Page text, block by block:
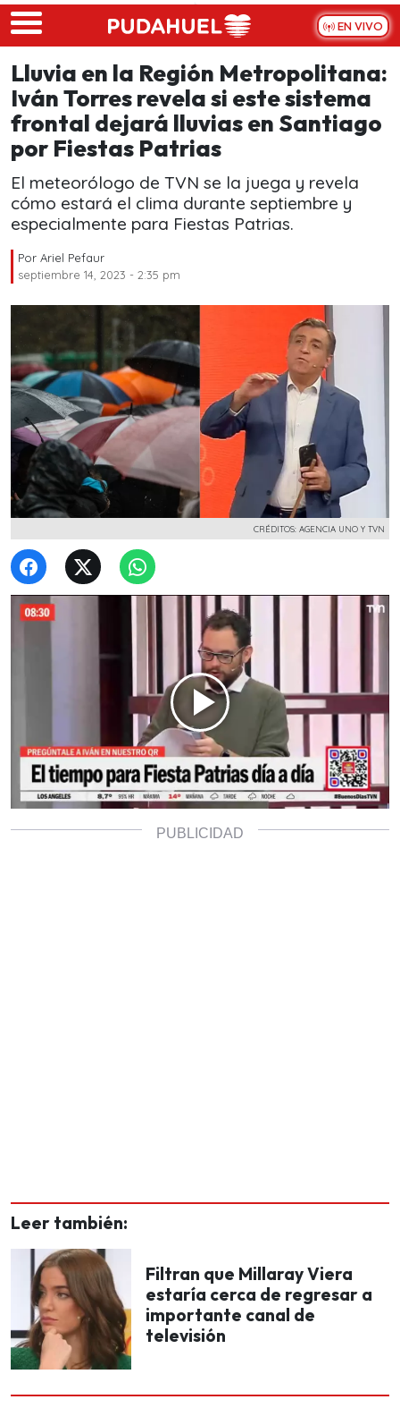
Skip to main content
EN VIVO
Lluvia en la Región Metropolitana:
Iván Torres revela si este sistema
frontal dejará lluvias en Santiago
por Fiestas Patrias
El meteorólogo de TVN se la juega y revela
cómo estará el clima durante septiembre y
especialmente para Fiestas Patrias.
Por Ariel Pefaur
septiembre 14, 2023 - 2:35 pm
CRÉDITOS: AGENCIA UNO Y TVN
Leer también:
Filtran que Millaray Viera
estaría cerca de regresar a
importante canal de
televisión